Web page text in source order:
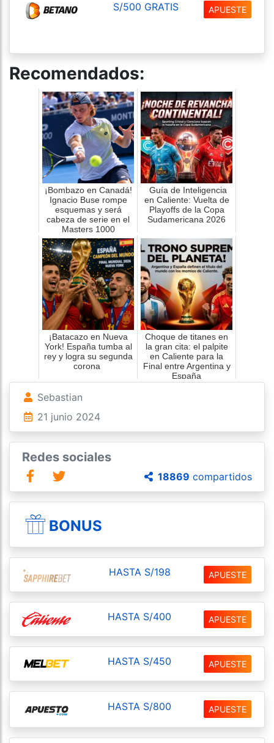
S/500 GRATIS APUESTE
Recomendados:
¡Bombazo en Canadá!
Ignacio Buse rompe
esquemas y será
cabeza de serie en el
Masters 1000
Guía de Inteligencia
en Caliente: Vuelta de
Playoffs de la Copa
Sudamericana 2026
¡Batacazo en Nueva
York! España tumba al
rey y logra su segunda
corona
Choque de titanes en
la gran cita: el palpite
en Caliente para la
Final entre Argentina y
España
Sebastian
21 junio 2024
Redes sociales
18869 compartidos
BONUS
HASTA S/198 APUESTE
HASTA S/400 APUESTE
HASTA S/450 APUESTE
HASTA S/800 APUESTE